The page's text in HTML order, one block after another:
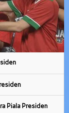
Piala Presiden